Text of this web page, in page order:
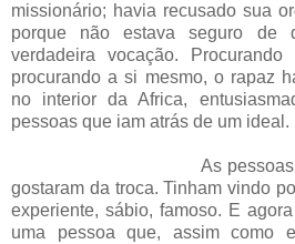
missionário; havia recusado sua
porque não estava seguro de
verdadeira vocação.
procurando a si mesmo, o rapaz
no interior da Africa,
pessoas que iam atrás de um ideal.
As pessoas no
gostaram da troca. Tinham vindo
experiente, sábio, famoso. E
uma pessoa que, assim como